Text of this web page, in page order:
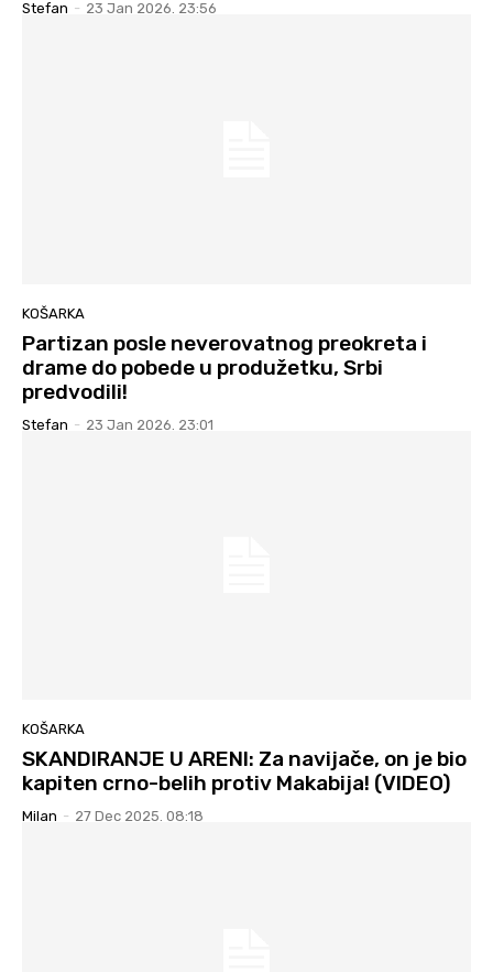
Stefan - 23 Jan 2026. 23:56
KOŠARKA
Partizan posle neverovatnog preokreta i
drame do pobede u produžetku, Srbi
predvodili!
Stefan - 23 Jan 2026. 23:01
KOŠARKA
SKANDIRANJE U ARENI: Za navijače, on je bio
kapiten crno-belih protiv Makabija! (VIDEO)
Milan - 27 Dec 2025. 08:18